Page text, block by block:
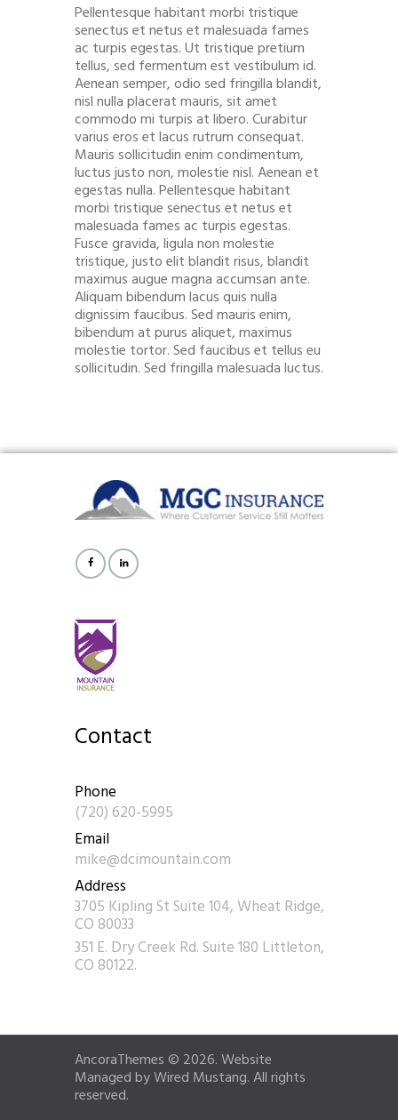
Pellentesque habitant morbi tristique
senectus et netus et malesuada fames
ac turpis egestas. Ut tristique pretium
tellus, sed fermentum est vestibulum id.
Aenean semper, odio sed fringilla blandit,
nisl nulla placerat mauris, sit amet
commodo mi turpis at libero. Curabitur
varius eros et lacus rutrum consequat.
Mauris sollicitudin enim condimentum,
luctus justo non, molestie nisl. Aenean et
egestas nulla. Pellentesque habitant
morbi tristique senectus et netus et
malesuada fames ac turpis egestas.
Fusce gravida, ligula non molestie
tristique, justo elit blandit risus, blandit
maximus augue magna accumsan ante.
Aliquam bibendum lacus quis nulla
dignissim faucibus. Sed mauris enim,
bibendum at purus aliquet, maximus
molestie tortor. Sed faucibus et tellus eu
sollicitudin. Sed fringilla malesuada luctus.
Contact
Phone
(720) 620-5995
Email
mike@dcimountain.com
Address
3705 Kipling St Suite 104, Wheat Ridge,
CO 80033
351 E. Dry Creek Rd. Suite 180 Littleton,
CO 80122.
AncoraThemes © 2026. Website
Managed byWired Mustang.All rights
reserved.